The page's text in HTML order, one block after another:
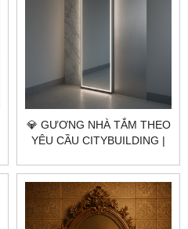
💎 GƯƠNG NHÀ TẮM THEO
YÊU CẦU CITYBUILDING |
GIÁ GƯƠNG NHÀ TẮM
PHƯỜNG TÂN HẢI TP.HCM